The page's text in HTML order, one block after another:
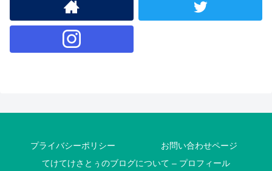
プライバシーポリシー
お問い合わせページ
てけてけさとぅのブログについて – プロフィール